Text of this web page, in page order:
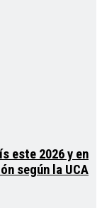
este 2026 y en
según la UCA